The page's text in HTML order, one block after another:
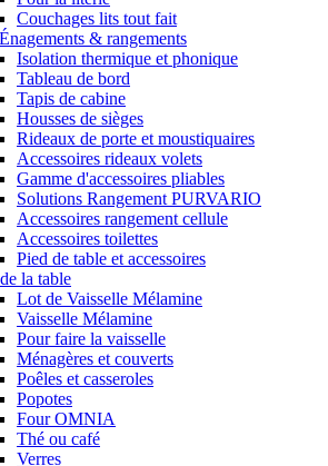
Couchages lits tout fait
& rangements
Isolation thermique et phonique
Tableau de bord
Tapis de cabine
Housses de sièges
Rideaux de porte et moustiquaires
Accessoires rideaux volets
Gamme d'accessoires pliables
Solutions Rangement PURVARIO
Accessoires rangement cellule
Accessoires toilettes
Pied de table et accessoires
la table
Lot de Vaisselle Mélamine
Vaisselle Mélamine
Pour faire la vaisselle
Ménagères et couverts
Poêles et casseroles
Popotes
Four OMNIA
Thé ou café
Verres